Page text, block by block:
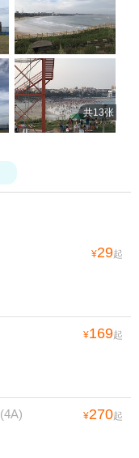
共13张
¥29起
¥169起
(4A) ¥270起